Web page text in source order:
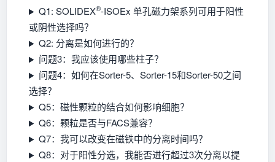
Q1: SOLIDEX®-ISOEx 单孔磁力架系列可用于阳性
或阴性选择吗？
Q2: 分离是如何进行的？
问题3：我应该使用哪些柱子？
问题4：如何在Sorter-5、Sorter-15和Sorter-50之间
选择？
Q5：磁性颗粒的结合如何影响细胞？
Q6：颗粒是否与FACS兼容？
Q7：我可以改变在磁铁中的分离时间吗？
Q8：对于阳性分选，我能否进行超过3次分离以提